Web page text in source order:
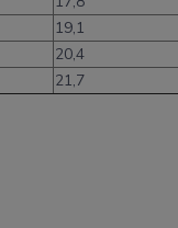
19,1
20,4
21,7